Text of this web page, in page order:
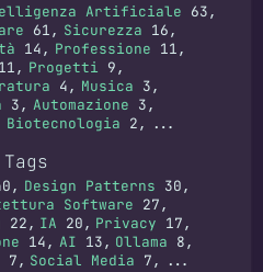
Artificiale 63
61 Sicurezza 16
14 Professione 11
11 Progetti 9
4 Musica 3
3 Automazione 3
Biotecnologia 2 ...
Tags
Design Patterns 30
Software 27
22 IA 20 Privacy 17
14 AI 13 Ollama 8
7 Social Media 7 ...